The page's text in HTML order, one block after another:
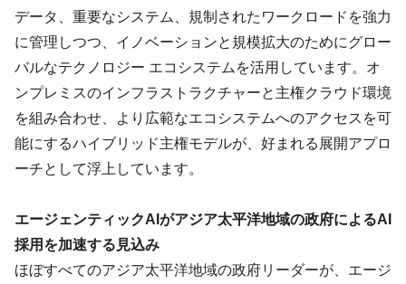
データ、重要なシステム、規制されたワークロードを強力
に管理しつつ、イノベーションと規模拡大のためにグロー
バルなテクノロジー エコシステムを活用しています。オ
ンプレミスのインフラストラクチャーと主権クラウド環境
を組み合わせ、より広範なエコシステムへのアクセスを可
能にするハイブリッド主権モデルが、好まれる展開アプロ
ーチとして浮上しています。
エージェンティックAIがアジア太平洋地域の政府によるAI
採用を加速する見込み
ほぼすべてのアジア太平洋地域の政府リーダーが、エージ